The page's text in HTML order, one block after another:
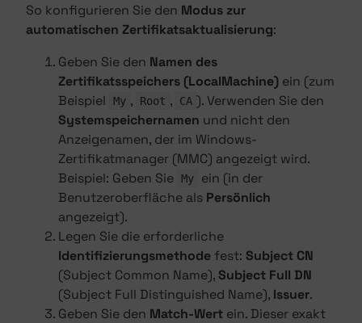
So konfigurieren Sie den Modus zur
automatischen Zertifikatsaktualisierung:
Geben Sie den Namen des
Zertifikatsspeichers (LocalMachine) ein (zum
Beispiel
My , Root , CA ). Verwenden Sie den
Systemspeichernamen und nicht den
Anzeigenamen, der im Windows-
Zertifikatmanager (MMC) angezeigt wird.
Beispiel: Geben Sie
My
ein (in der
Benutzeroberfläche als Persönlich
angezeigt).
Legen Sie die erforderliche
Identifizierungsmethodefest: Subject CN
(Subject Common Name),Subject Full DN
(Subject Full Distinguished Name), Issuer.
Geben Sie den Match-Wert ein. Dieser exakt